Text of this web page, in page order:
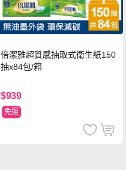
倍潔雅超質感抽取式衛生紙150
抽x84包/箱
$939
免運